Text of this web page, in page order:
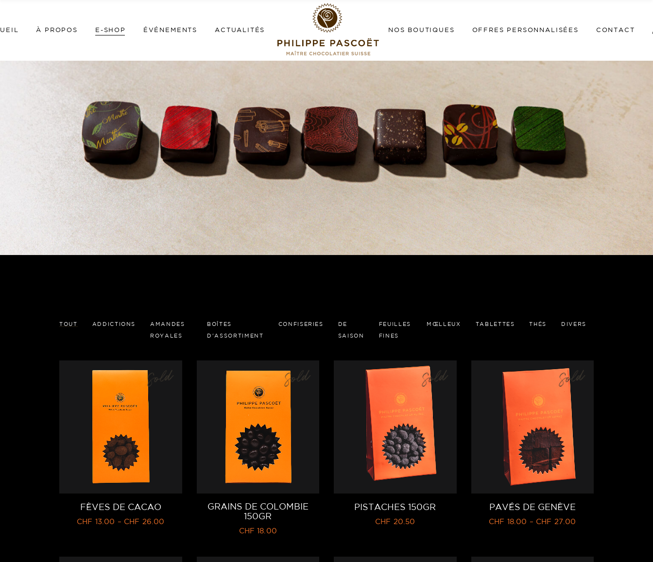
À PROPOS E-SHOP ÉVÉNEMENTS ACTUALITÉS NOS BOUTIQUES OFFRES PERSONNALISÉES CONTACT
Home
TOUT ADDICTIONS AMANDES
ROYALES
BOÎTES
D'ASSORTIMENT
CONFISERIES DE
SAISON
FEUILLES
FINES
MŒLLEUX TABLETTES THÉS DIVERS
Sold
FÈVES DE CACAO
CHF 13.00 – CHF 26.00
Sold
GRAINS DE COLOMBIE
150GR
CHF 18.00
Sold
PISTACHES 150GR
CHF 20.50
Sold
PAVÉS DE GENÈVE
CHF 18.00 – CHF 27.00